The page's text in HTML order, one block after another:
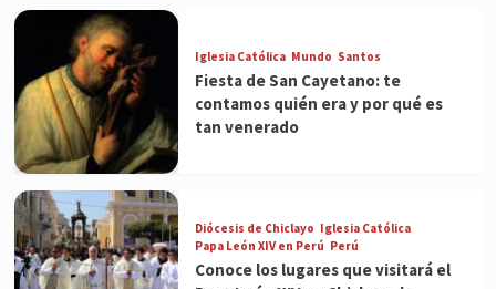
Iglesia Católica Mundo Santos
Fiesta de San Cayetano: te
contamos quién era y por qué es
tan venerado
Diócesis de Chiclayo Iglesia Católica
Papa León XIV en Perú Perú
Conoce los lugares que visitará el